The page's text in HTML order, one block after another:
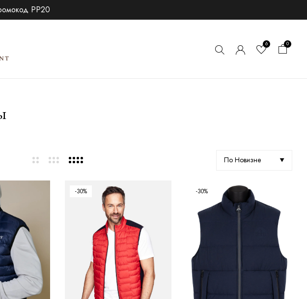
PP20
6 0
По Новизне
-30% -30%